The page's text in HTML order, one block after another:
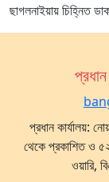
ছাগলনাইয়ায় চিহ্নিত
প্রধান কার্যালয়:
থেকে প্রকাশিত ও
ওয়ারি,